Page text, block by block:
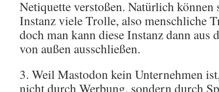
Netiquette verstoßen. Natürlich können
Instanz viele Trolle, also menschliche
doch man kann diese Instanz dann aus
von außen ausschließen.
3. Weil Mastodon kein Unternehmen
nicht durch Werbung, sondern durch